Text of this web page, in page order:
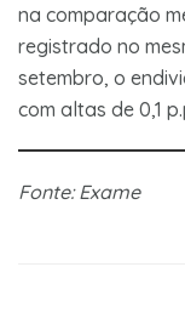
na comparação
registrado no
setembro, o
com altas de 0,1
Fonte: Exame